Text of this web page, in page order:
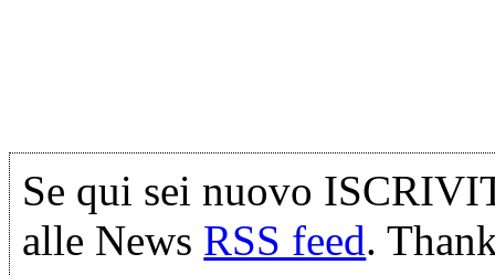
Se qui sei nuovo
alle News RSS feed.